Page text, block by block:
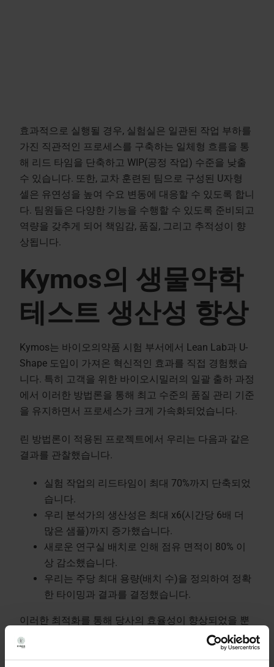
효과적으로 실행될 경우, 실험실은 일관된 작업 부하를
가진 직관적인 프로세스를 구축하는 일체형 흐름을 통
해 리드 타임을 단축하고 WIP(공정 작업) 수준을 낮출
수 있습니다. 또한, 교차 훈련된 팀으로 구성된 U자형
셀은 유연성을 높여 수요 변동에 대응할 수 있도록 합니
다. 팀원들은 다양한 기능을 수행할 수 있도록 준비되고
역량을 갖추게 되어 책임감, 품질, 그리고 추적성이 향
상됩니다.
Kymos의 생물약학
테스트 생산성 향상
Kymos는 바이오의약품 시험 부서에서 Lean Lab과 U-
Shape 도입이 가져온 혁신적인 효과를 직접 경험했습
니다. 특히 고객을 위한 바이오시밀러의 일괄 출하 과정
에서 이러한 방법론을 통해 최고 수준의 품질 관리 기준
을 유지하면서 프로세스가 크게 가속화되었습니다.
린 방법론이 적용된 프로젝트에서 우리는 다음과 같은
결과를 관찰했습니다.
실험 작업의 리드타임이 최대 70%까지 단축되었
습니다.
우리 분석가의 생산성은 최대 x6(시간당 6배 더
많은 샘플)까지 증가했습니다.
새로운 연구실 배치로 인해 점유 면적이 80% 이
상 감소했습니다.
우리는 주당 최대 용량(배치 수)을 정의하여 정확
한 타이밍과 결과를 결정했습니다.
이러한 최적화를 통해 당사의 효율성이 향상되었을 뿐
만 아니라, 시장에서 바이오시밀러 출시에 대한 수요 증
가에 부응할 수 있는 역량도 강화되었습니다.